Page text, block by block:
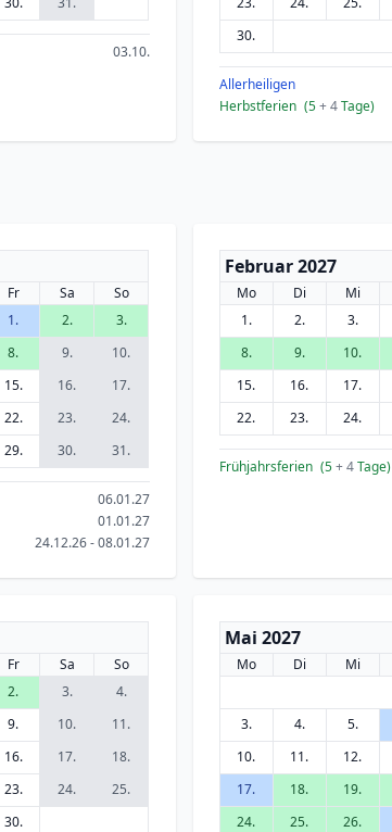
03.10.
30.
Allerheiligen
Herbstferien (5+ 4Tage)
Fr Sa
So
1.
2.
3.
8. 9.
10.
15. 16.
17.
22. 23.
24.
29. 30. 31.
06.01.27
01.01.27
24.12.26 - 08.01.27
Februar 2027
Mo Di Mi
1.
2. 3.
8.
9. 10.
15.
16. 17.
22.
23. 24.
Frühjahrsferien (5+ 4Tage)
Fr Sa
So
2. 3.
4.
9. 10.
11.
16. 17.
18.
23. 24.
25.
30.
Mai 2027
Mo Di Mi
3.
4. 5.
10.
11. 12.
17.
18. 19.
24.
25. 26.